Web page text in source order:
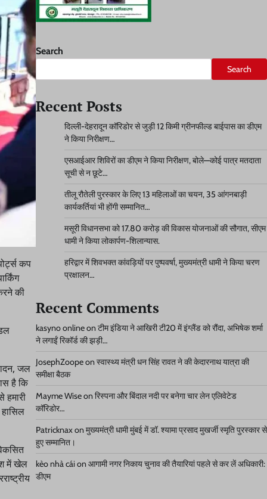
कप
की
जल
है कि
में खेल
Search
Search
Recent Posts
दिल्ली-देहरादून कॉरिडोर से जुड़ी 12 किमी ग्रीनफील्ड बाईपास का डीएम
ने किया निरीक्षण…
एसआईआर शिविरों का डीएम ने किया निरीक्षण, बोले—कोई पात्र मतदाता
सूची से न छूटे…
तीलू रौतेली पुरस्कार के लिए 13 महिलाओं का चयन, 35 आंगनबाड़ी
कार्यकर्तियां भी होंगी सम्मानित…
मसूरी विधानसभा को 17.80 करोड़ की विकास योजनाओं की सौगात, सीएम
धामी ने किया लोकार्पण-शिलान्यास.
हरिद्वार में शिवभक्त कांवड़ियों पर पुष्पवर्षा, मुख्यमंत्री धामी ने किया चरण
प्रक्षालन…
Recent Comments
kasyno onlineonटीम इंडिया ने आखिरी टी20 में इंग्लैंड को रौंदा, अभिषेक शर्मा
ने लगाईं रिकॉर्ड की झड़ी…
JosephZoopeonस्वास्थ्य मंत्री धन सिंह रावत ने की केदारनाथ यात्रा की
समीक्षा बैठक
Mayme Wiseonरिस्पना और बिंदाल नदी पर बनेगा चार लेन एलिवेटेड
कॉरिडोर…
Patricknaxonमुख्यमंत्री धामी मुंबई में डॉ. श्यामा प्रसाद मुखर्जी स्मृति पुरस्कार से
हुए सम्मानित।
kèo nhà cáionआगामी नगर निकाय चुनाव की तैयारियां पहले से कर लें अधिकारी:
डीएम